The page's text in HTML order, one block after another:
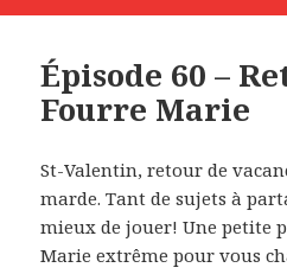
Épisode 60 –
Fourre Marie
St-Valentin, retour de
marde. Tant de sujets à
mieux de jouer! Une petite
Marie extrême pour vous